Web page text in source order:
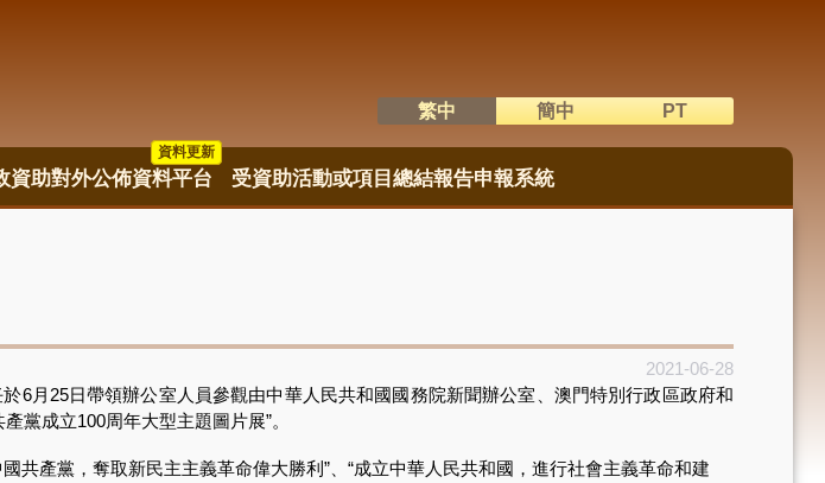
語系切換
繁中 簡中 PT
資助對外公佈資料平台
資料更新
資料更新
受資助活動或項目總結報告申報系統
2021-06-28
25日帶領辦公室人員參觀由中華人民共和國國務院新聞辦公室、澳門特別行政區政府和
黨成立100周年大型主題圖片展”。
產黨，奪取新民主主義革命偉大勝利”、“成立中華人民共和國，進行社會主義革命和建